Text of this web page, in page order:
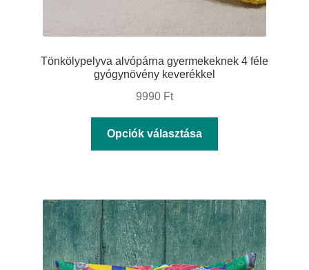
Tönkölypelyva alvópárna gyermekeknek 4 féle
gyógynövény keverékkel
9990 Ft
Opciók választása
variációja
van.
A
változatok